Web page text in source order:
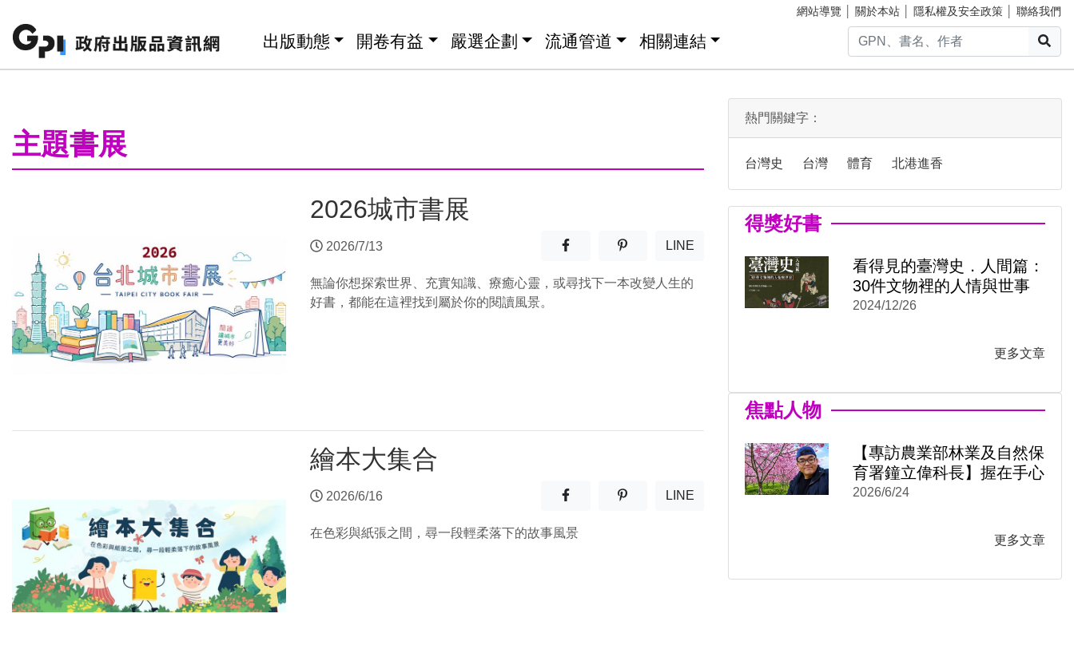
網站導覽 關於本站 隱私權及安全政策 聯絡我們
出版動態 開卷有益 嚴選企劃 流通管道 相關連結
主題書展
2026城市書展
2026/7/13 分享至facebook(另開新視窗)
分享至噗浪(另開新視窗)
LINE
(另開新視窗)
無論你想探索世界、充實知識、療癒心靈，或尋找下一本改變人生的
好書，都能在這裡找到屬於你的閱讀風景。
繪本大集合
2026/6/16 分享至facebook(另開新視窗)
分享至噗浪(另開新視窗)
LINE
在色彩與紙張之間，尋一段輕柔落下的故事風景
熱門關鍵字：
台灣史 台灣 體育 北港進香
得獎好書
看得見的臺灣史．人間篇：
30件文物裡的人情與世事
2024/12/26
更多文章
焦點人物
【專訪農業部林業及自然保
育署鐘立偉科長】握在手心
的是臺灣這座島嶼的紋理：
2026/6/24
更多文章